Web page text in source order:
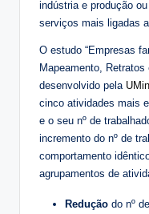
indústria e produção
serviços mais ligadas
O estudo “Empresas
Mapeamento, Retratos
desenvolvido pela
cinco atividades mais
e o seu nº de
incremento do nº de
comportamento
agrupamentos de
Redução do nº